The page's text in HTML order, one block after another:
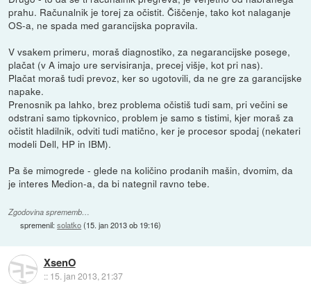
prahu. Računalnik je torej za očistit. Čiščenje, tako kot nalaganje
OS-a, ne spada med garancijska popravila.
V vsakem primeru, moraš diagnostiko, za negarancijske posege,
plačat (v A imajo ure servisiranja, precej višje, kot pri nas).
Plačat moraš tudi prevoz, ker so ugotovili, da ne gre za garancijske
napake.
Prenosnik pa lahko, brez problema očistiš tudi sam, pri večini se
odstrani samo tipkovnico, problem je samo s tistimi, kjer moraš za
očistit hladilnik, odviti tudi matično, ker je procesor spodaj (nekateri
modeli Dell, HP in IBM).
Pa še mimogrede - glede na količino prodanih mašin, dvomim, da
je interes Medion-a, da bi nategnil ravno tebe.
Zgodovina sprememb…
spremenil:solatko(15. jan 2013 ob 19:16)
XsenO
:: 15. jan 2013, 21:37